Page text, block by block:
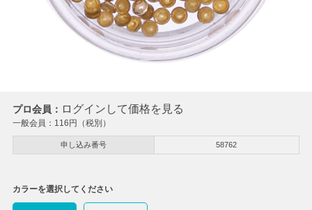
プロ会員： ログインして価格を見る
一般会員： 116円（税別）
申し込み番号 58762
カラーを選択してください